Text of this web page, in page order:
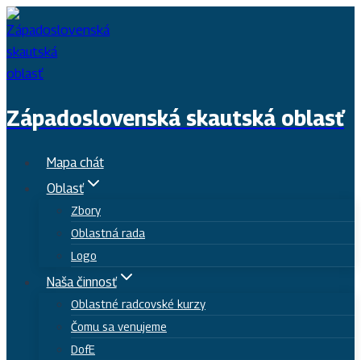
Skip
to
content
Západoslovenská skautská oblasť
Mapa chát
Oblasť
Zbory
Oblastná rada
Logo
Naša činnosť
Oblastné radcovské kurzy
Čomu sa venujeme
DofE